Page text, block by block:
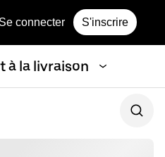
Se connecter S'inscrire
à la livraison